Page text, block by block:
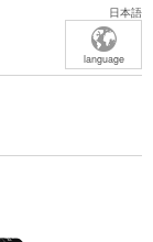
日本語
language